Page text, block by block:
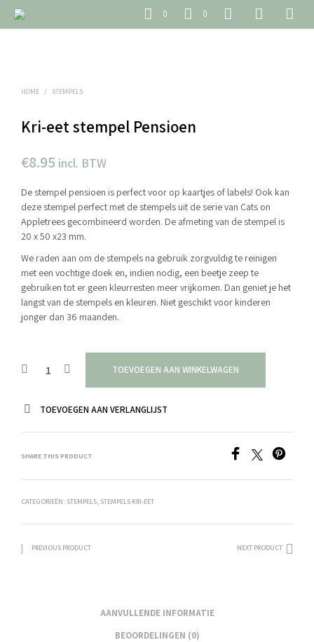
0 0
HOME / STEMPELS
Kri-eet stempel Pensioen
€8.95 incl. BTW
De stempel pensioen is perfect voor op kaartjes of labels! Ook kan
deze stempel perfect met de stempels uit de serie van Cats on
Appletrees gecombineerd worden. De afmeting van de stempel is
20 x 50 x23 mm.
We raden aan om de stempels na gebruik zorgvuldig te reinigen
met een vochtige doek en, indien nodig, een beetje zeep te
gebruiken tot er geen kleurresten meer vrijkomen. Dan geniet je het
langst van de stempels en kleuren. Niet geschikt voor kinderen
jonger dan 36 maanden.
TOEVOEGEN AAN WINKELWAGEN
TOEVOEGEN AAN VERLANGLIJST
SHARE THIS PRODUCT
CATEGORIEËN: STEMPELS, STEMPELS KRI-EET
PREVIOUS PRODUCT NEXT PRODUCT
AANVULLENDE INFORMATIE
BEOORDELINGEN (0)